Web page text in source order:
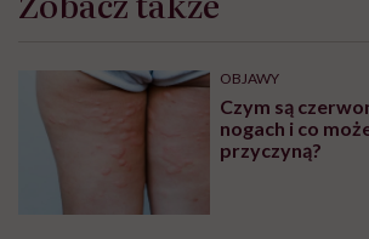
OBJAWY
Czym są
nogach i co
przyczyną?